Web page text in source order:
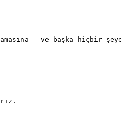
— ve başka hiçbir